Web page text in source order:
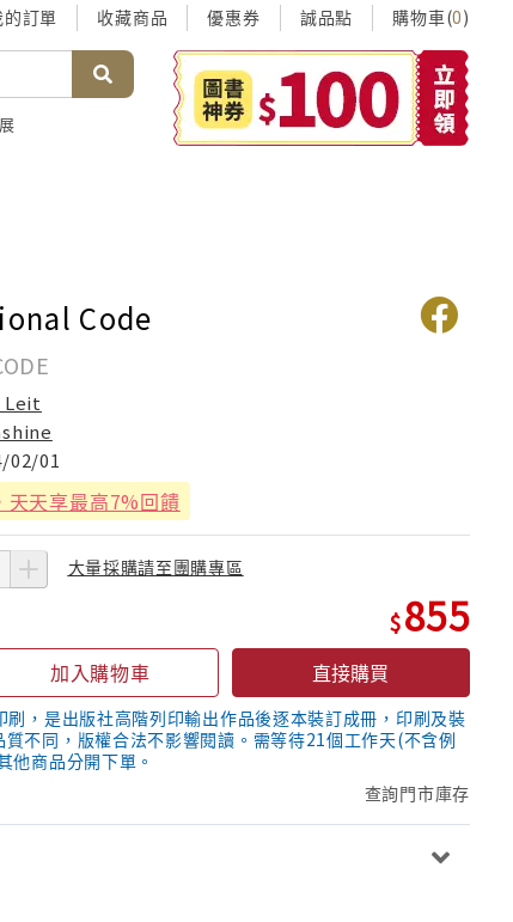
的訂單 收藏商品 優惠券 誠品點 購物車(0)
Code
Leit
02/01
天天享最高7%回饋
大量採購請至團購專區
855
加入購物車 直接購買
刷，是出版社高階列印輸出作品後逐本裝訂成冊，印刷及裝
質不同，版權合法不影響閱讀。需等待21個工作天(不含例
他商品分開下單。
查詢門市庫存